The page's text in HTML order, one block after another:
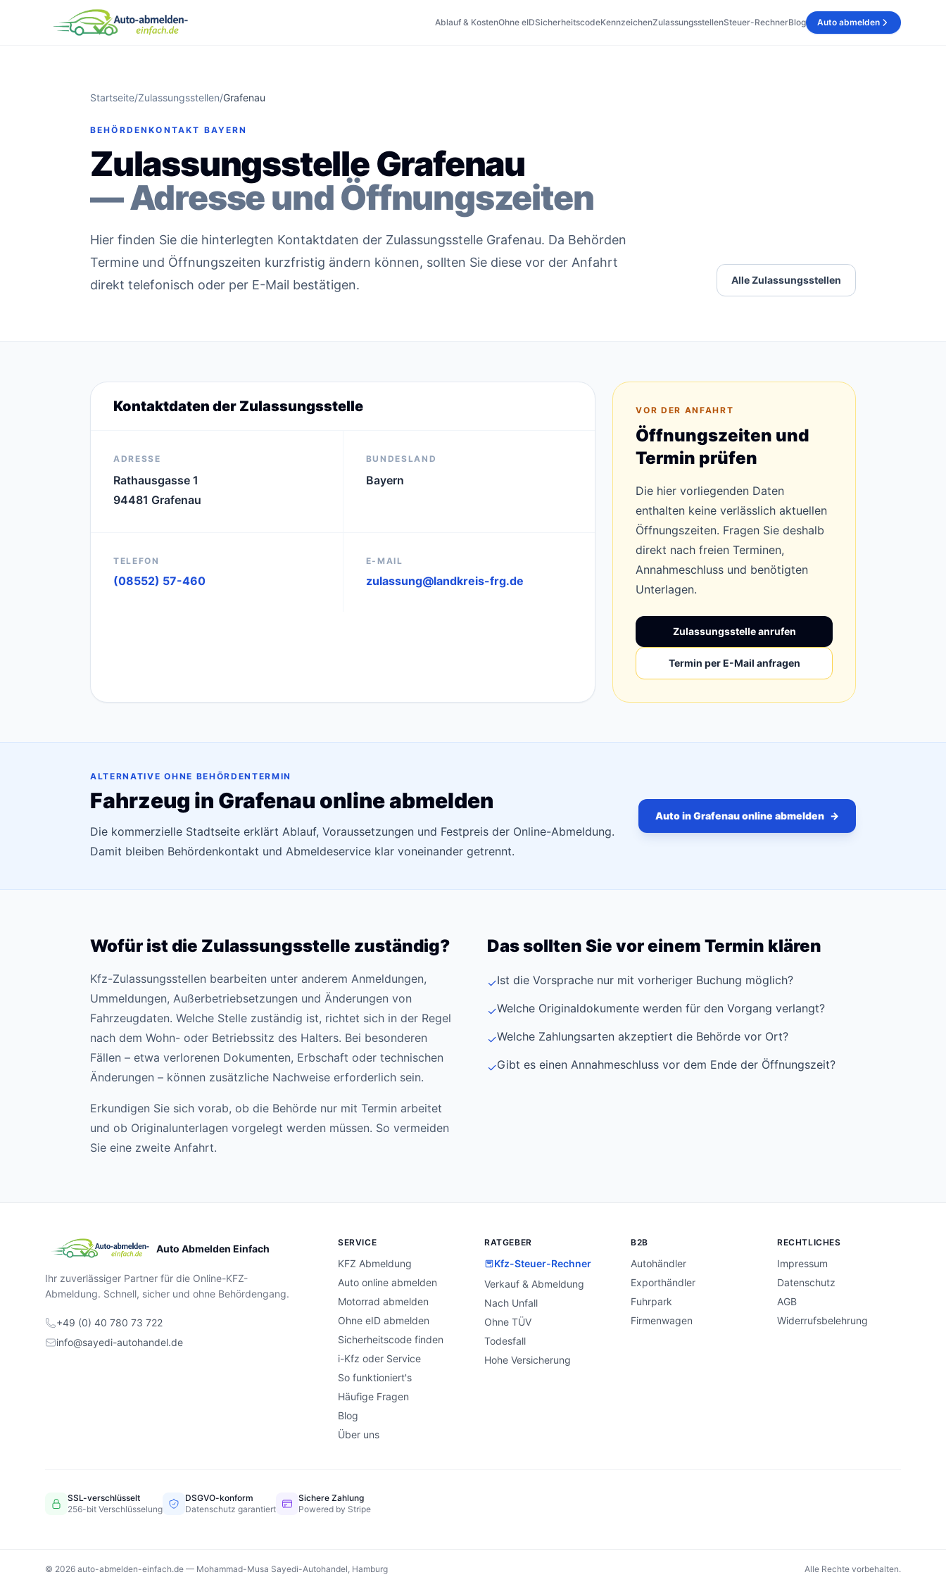
Ablauf & KostenOhne eIDSicherheitscodeKennzeichenZulassungsstellenSteuer-RechnerBlog Auto abmelden
Startseite/Zulassungsstellen/Grafenau
BEHÖRDENKONTAKT BAYERN
Zulassungsstelle Grafenau
— Adresse und Öffnungszeiten
Hier finden Sie die hinterlegten Kontaktdaten der Zulassungsstelle Grafenau. Da Behörden
Termine und Öffnungszeiten kurzfristig ändern können, sollten Sie diese vor der Anfahrt
direkt telefonisch oder per E-Mail bestätigen.
Alle Zulassungsstellen
Kontaktdaten der Zulassungsstelle
ADRESSE
Rathausgasse 1
94481 Grafenau
BUNDESLAND
Bayern
TELEFON
(08552) 57-460
E-MAIL
zulassung@landkreis-frg.de
VOR DER ANFAHRT
Öffnungszeiten und
Termin prüfen
Die hier vorliegenden Daten
enthalten keine verlässlich aktuellen
Öffnungszeiten. Fragen Sie deshalb
direkt nach freien Terminen,
Annahmeschluss und benötigten
Unterlagen.
Zulassungsstelle anrufen
Termin per E-Mail anfragen
ALTERNATIVE OHNE BEHÖRDENTERMIN
Fahrzeug in Grafenau online abmelden
Die kommerzielle Stadtseite erklärt Ablauf, Voraussetzungen und Festpreis der Online-Abmeldung.
Damit bleiben Behördenkontakt und Abmeldeservice klar voneinander getrennt.
Auto in Grafenau online abmelden →
Wofür ist die Zulassungsstelle zuständig?
Kfz-Zulassungsstellen bearbeiten unter anderem Anmeldungen,
Ummeldungen, Außerbetriebsetzungen und Änderungen von
Fahrzeugdaten. Welche Stelle zuständig ist, richtet sich in der Regel
nach dem Wohn- oder Betriebssitz des Halters. Bei besonderen
Fällen – etwa verlorenen Dokumenten, Erbschaft oder technischen
Änderungen – können zusätzliche Nachweise erforderlich sein.
Erkundigen Sie sich vorab, ob die Behörde nur mit Termin arbeitet
und ob Originalunterlagen vorgelegt werden müssen. So vermeiden
Sie eine zweite Anfahrt.
Das sollten Sie vor einem Termin klären
✓Ist die Vorsprache nur mit vorheriger Buchung möglich?
✓Welche Originaldokumente werden für den Vorgang verlangt?
✓Welche Zahlungsarten akzeptiert die Behörde vor Ort?
✓Gibt es einen Annahmeschluss vor dem Ende der Öffnungszeit?
Auto Abmelden Einfach
Ihr zuverlässiger Partner für die Online-KFZ-
Abmeldung. Schnell, sicher und ohne Behördengang.
+49 (0) 40 780 73 722
info@sayedi-autohandel.de
SERVICE
KFZ Abmeldung
Auto online abmelden
Motorrad abmelden
Ohne eID abmelden
Sicherheitscode finden
i-Kfz oder Service
So funktioniert's
Häufige Fragen
Blog
Über uns
RATGEBER
Kfz-Steuer-Rechner
Verkauf & Abmeldung
Nach Unfall
Ohne TÜV
Todesfall
Hohe Versicherung
B2B
Autohändler
Exporthändler
Fuhrpark
Firmenwagen
RECHTLICHES
Impressum
Datenschutz
AGB
Widerrufsbelehrung
SSL-verschlüsselt
256-bit Verschlüsselung
DSGVO-konform
Datenschutz garantiert
Sichere Zahlung
Powered by Stripe
© 2026 auto-abmelden-einfach.de — Mohammad-Musa Sayedi-Autohandel, Hamburg Alle Rechte vorbehalten.